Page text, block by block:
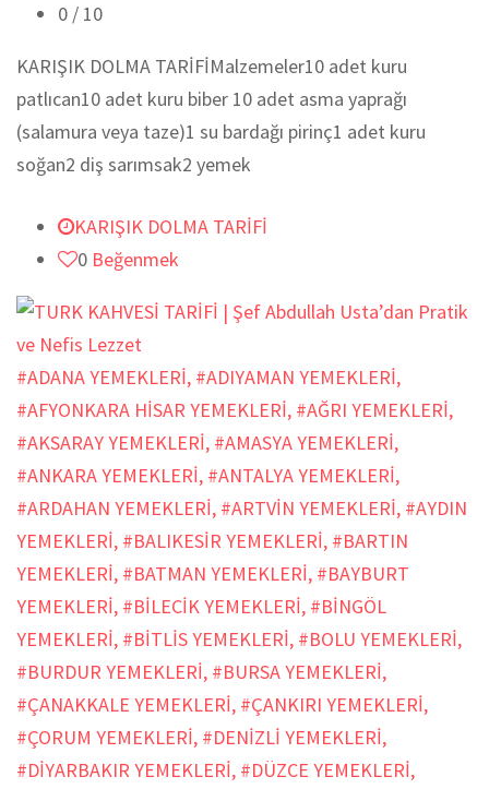
0 / 10
KARIŞIK DOLMA TARİFİMalzemeler10 adet kuru
patlıcan10 adet kuru biber 10 adet asma yaprağı
(salamura veya taze)1 su bardağı pirinç1 adet kuru
soğan2 diş sarımsak2 yemek
KARIŞIK DOLMA TARİFİ
0 Beğenmek
#ADANA YEMEKLERİ, #ADIYAMAN YEMEKLERİ,
#AFYONKARA HİSAR YEMEKLERİ, #AĞRI YEMEKLERİ,
#AKSARAY YEMEKLERİ, #AMASYA YEMEKLERİ,
#ANKARA YEMEKLERİ, #ANTALYA YEMEKLERİ,
#ARDAHAN YEMEKLERİ, #ARTVİN YEMEKLERİ, #AYDIN
YEMEKLERİ, #BALIKESİR YEMEKLERİ, #BARTIN
YEMEKLERİ, #BATMAN YEMEKLERİ, #BAYBURT
YEMEKLERİ, #BİLECİK YEMEKLERİ, #BİNGÖL
YEMEKLERİ, #BİTLİS YEMEKLERİ, #BOLU YEMEKLERİ,
#BURDUR YEMEKLERİ, #BURSA YEMEKLERİ,
#ÇANAKKALE YEMEKLERİ, #ÇANKIRI YEMEKLERİ,
#ÇORUM YEMEKLERİ, #DENİZLİ YEMEKLERİ,
#DİYARBAKIR YEMEKLERİ, #DÜZCE YEMEKLERİ,